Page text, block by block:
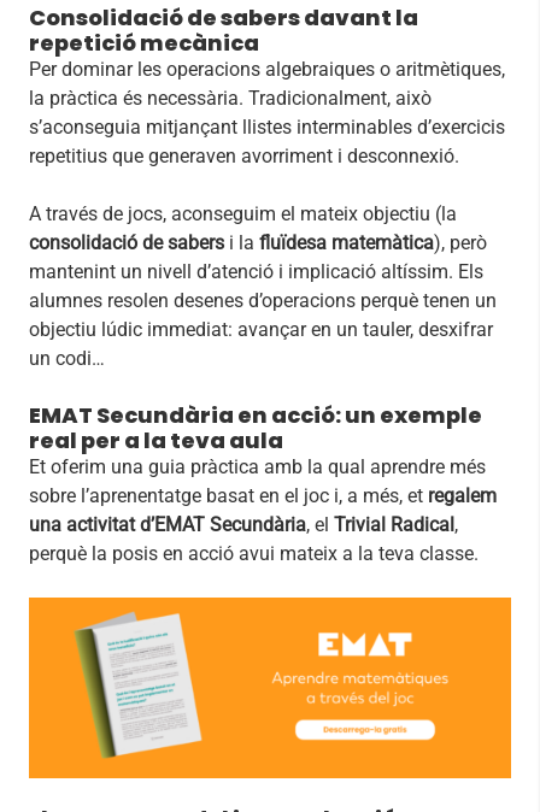
Consolidació de sabers davant la
repetició mecànica
Per dominar les operacions algebraiques o aritmètiques,
la pràctica és necessària. Tradicionalment, això
s’aconseguia mitjançant llistes interminables d’exercicis
repetitius que generaven avorriment i desconnexió.
A través de jocs, aconseguim el mateix objectiu (la
consolidació de sabers i la fluïdesa matemàtica), però
mantenint un nivell d’atenció i implicació altíssim. Els
alumnes resolen desenes d’operacions perquè tenen un
objectiu lúdic immediat: avançar en un tauler, desxifrar
un codi…
EMAT Secundària en acció: un exemple
real per a la teva aula
Et oferim una guia pràctica amb la qual aprendre més
sobre l’aprenentatge basat en el joc i, a més, et regalem
una activitat d’EMAT Secundària, el Trivial Radical,
perquè la posis en acció avui mateix a la teva classe.